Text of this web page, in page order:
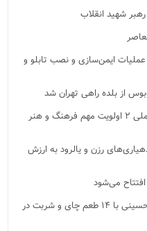
شهید انقلاب
ایمن‌سازی و نصب تابلو و
توسعه باغ هنر و برگزاری رویدادهای ملی ۲ اولویت مهم فرهنگ و هنر
دهیاری‌های رزن و یالرود به ارزش
می‌شود
پذیرایی متفاوت و باشکوه از عزاداران حسینی با ۱۴ طعم چای و شربت در